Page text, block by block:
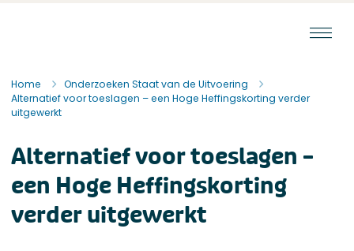
Home
Onderzoeken Staat van de Uitvoering
Alternatief voor toeslagen – een Hoge Heffingskorting verder
uitgewerkt
Alternatief voor toeslagen –
een Hoge Heffingskorting
verder uitgewerkt